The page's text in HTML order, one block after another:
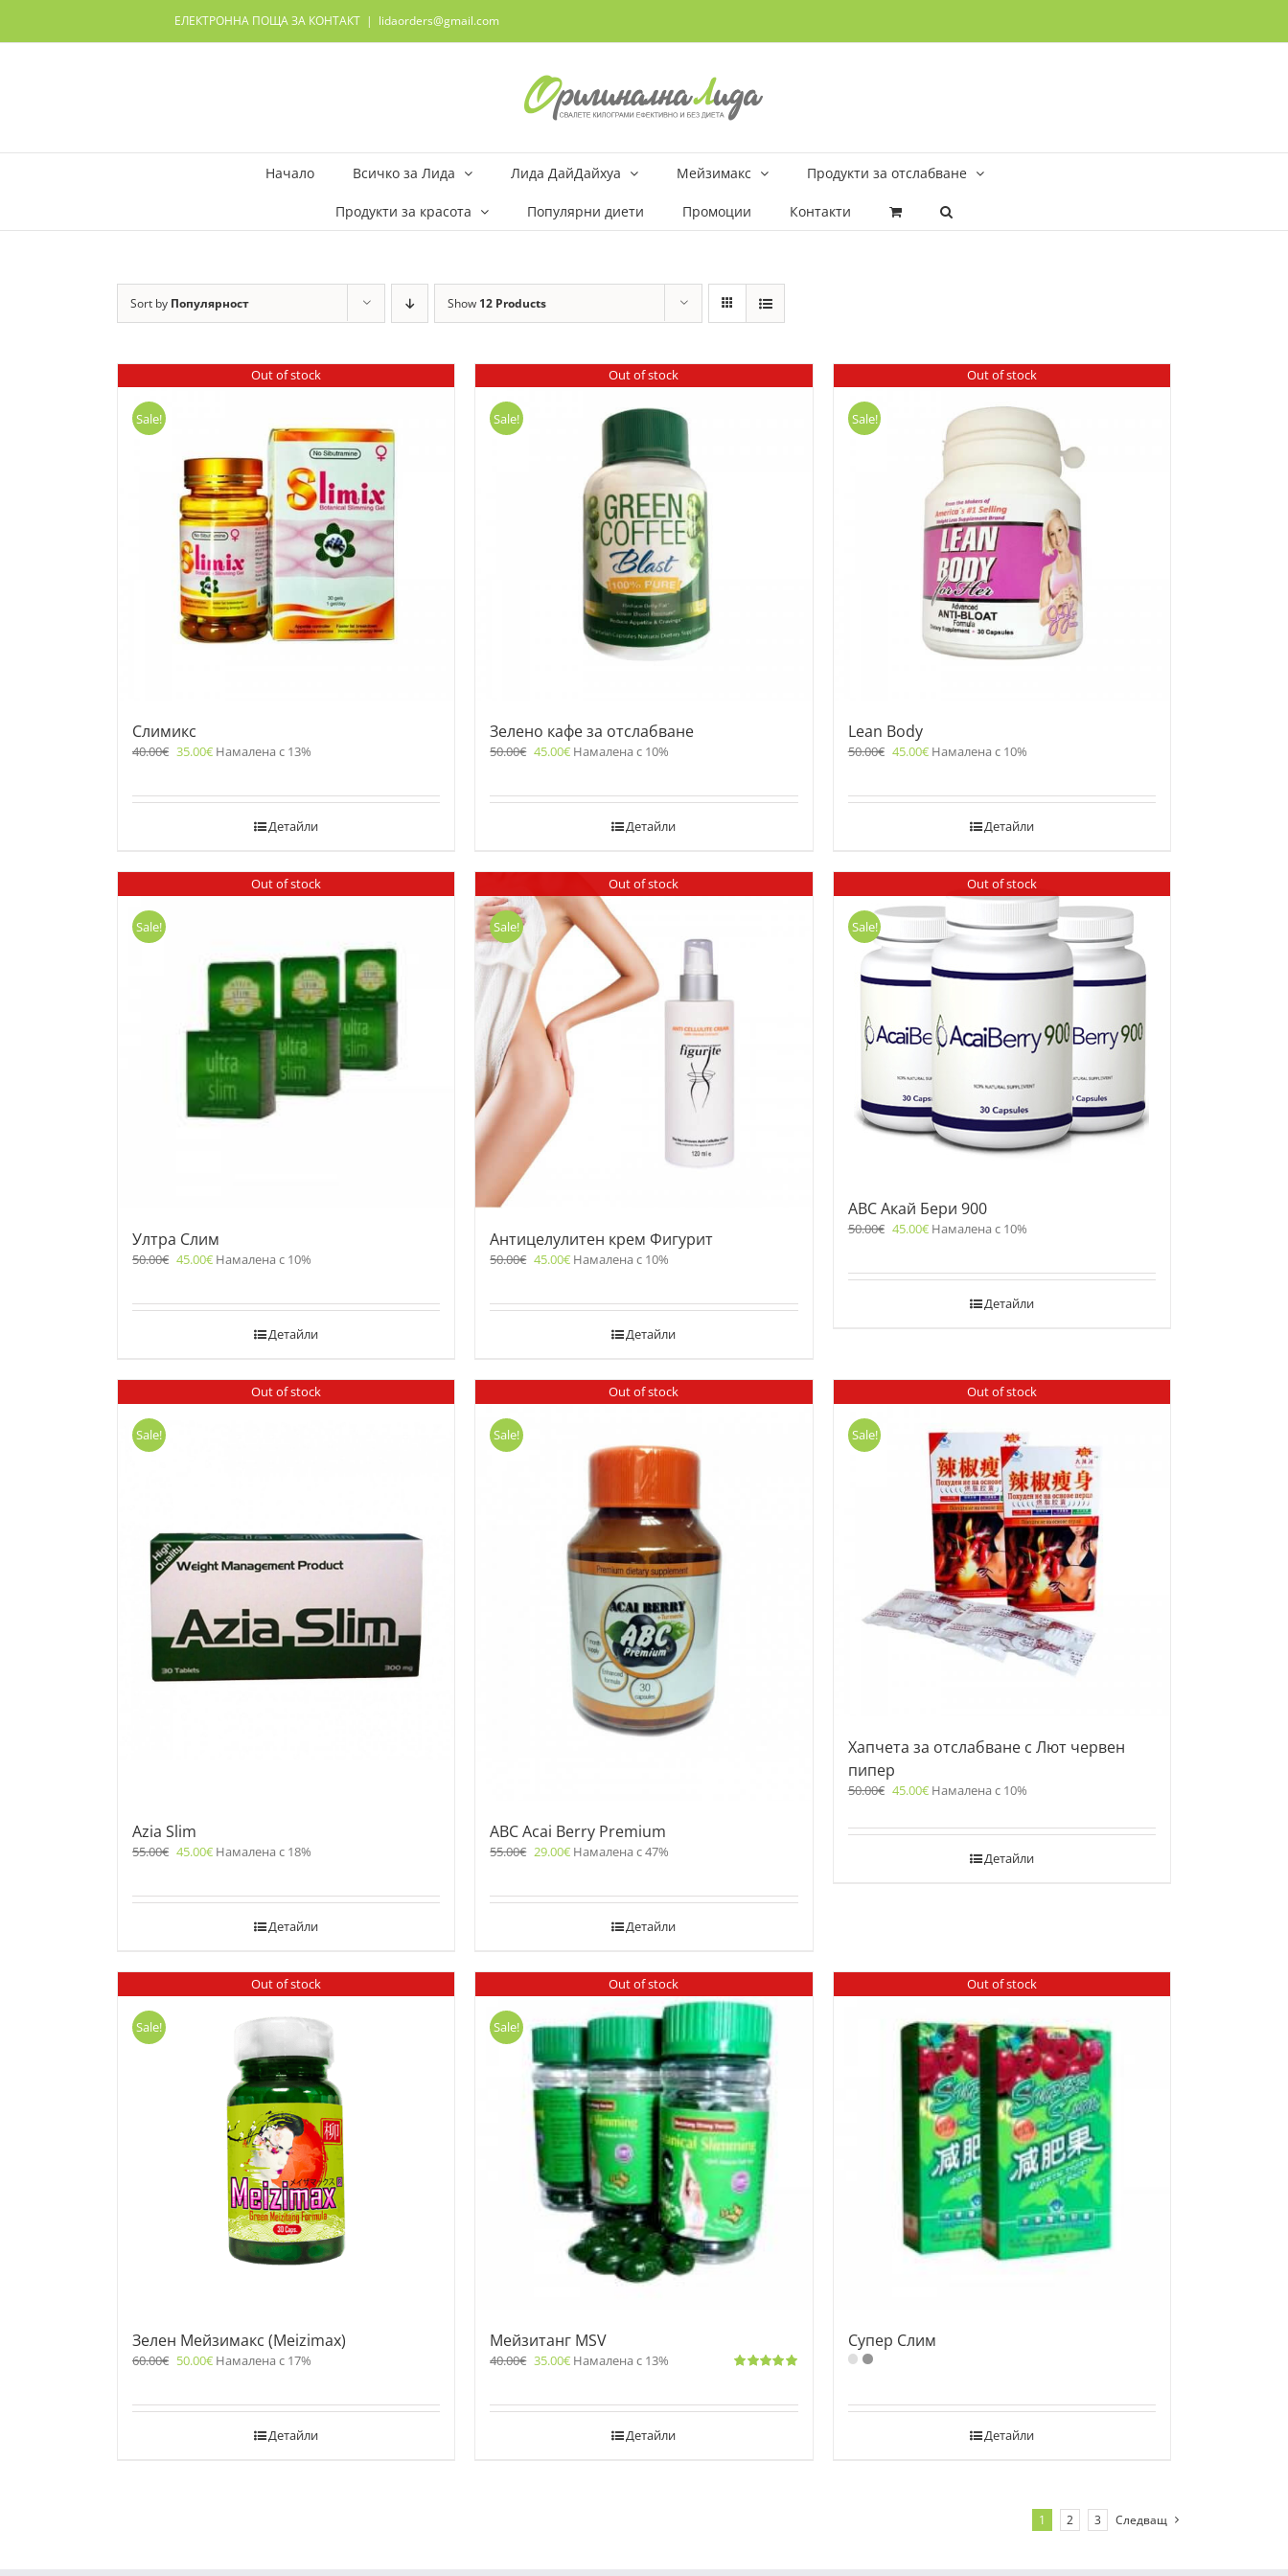
content
ЕЛЕКТРОННА ПОЩА ЗА КОНТАКТ | lidaorders@gmail.com
Начало Всичко за Лида Лида ДайДайхуа Мейзимакс Продукти за отслабване
Продукти за красота Популярни диети Промоции Контакти
Sort by Популярност Show 12 Products
Out of stock
Sale!
Слимикс
40.00€ 35.00€ Намалена с 13%
Детайли
Out of stock
Sale!
Зелено кафе за отслабване
50.00€ 45.00€ Намалена с 10%
Детайли
Out of stock
Sale!
Lean Body
50.00€ 45.00€Намалена с 10%
Детайли
Out of stock
Sale!
Ултра Слим
50.00€ 45.00€ Намалена с 10%
Детайли
Out of stock
Sale!
Антицелулитен крем Фигурит
50.00€ 45.00€ Намалена с 10%
Детайли
Out of stock
Sale!
ABC Акай Бери 900
50.00€ 45.00€Намалена с 10%
Детайли
Out of stock
Sale!
Azia Slim
55.00€ 45.00€ Намалена с 18%
Детайли
Out of stock
Sale!
ABC Acai Berry Premium
55.00€ 29.00€ Намалена с 47%
Детайли
Out of stock
Sale!
Хапчета за отслабване с Лют червен
пипер
50.00€ 45.00€Намалена с 10%
Детайли
Out of stock
Sale!
Зелен Мейзимакс (Meizimax)
60.00€ 50.00€ Намалена с 17%
Детайли
Out of stock
Sale!
Мейзитанг MSV
40.00€ 35.00€ Намалена с 13%
Детайли
Out of stock
Супер Слим
Детайли
1 2 3 Следващ